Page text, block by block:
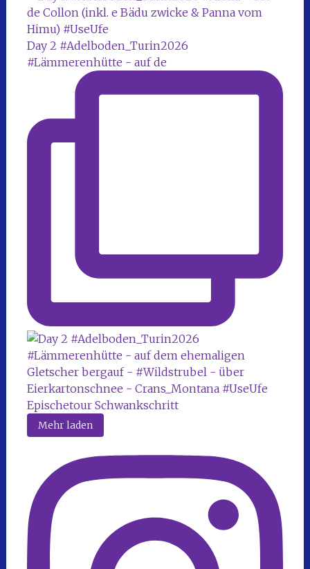
Day 2 #Adelboden_Turin2026
#Lämmerenhütte - auf de
Mehr laden